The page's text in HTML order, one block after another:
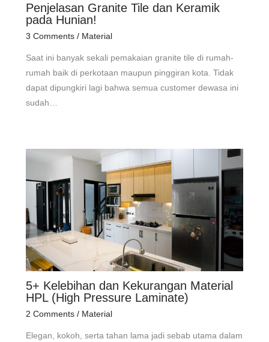
Penjelasan Granite Tile dan Keramik
pada Hunian!
3 Comments / Material
Saat ini banyak sekali pemakaian granite tile di rumah-
rumah baik di perkotaan maupun pinggiran kota. Tidak
dapat dipungkiri lagi bahwa semua customer dewasa ini
sudah…
5+ Kelebihan dan Kekurangan Material
HPL (High Pressure Laminate)
2 Comments / Material
Elegan, kokoh, serta tahan lama jadi sebab utama dalam